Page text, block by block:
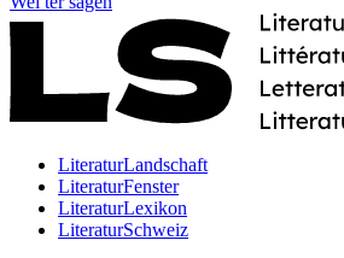
LiteraturLandschaft
LiteraturFenster
LiteraturLexikon
LiteraturSchweiz